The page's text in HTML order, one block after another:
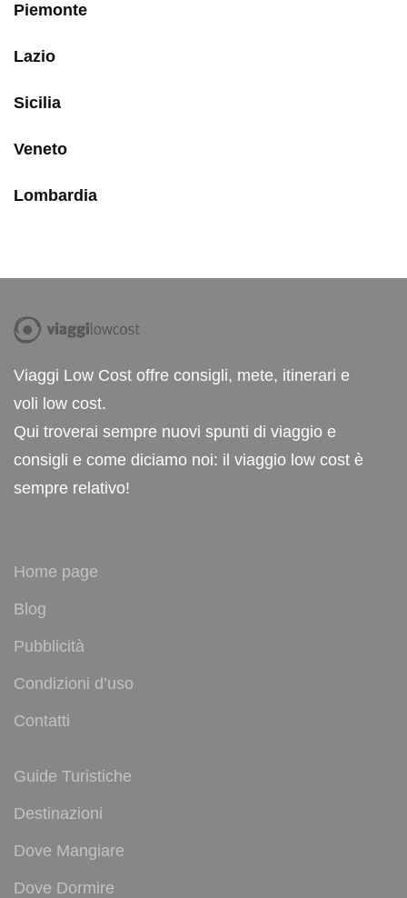
Piemonte
Lazio
Sicilia
Veneto
Lombardia
Viaggi Low Cost offre consigli, mete, itinerari e
voli low cost.
Qui troverai sempre nuovi spunti di viaggio e
consigli e come diciamo noi: il viaggio low cost è
sempre relativo!
Home page
Blog
Pubblicità
Condizioni d’uso
Contatti
Guide Turistiche
Destinazioni
Dove Mangiare
Dove Dormire